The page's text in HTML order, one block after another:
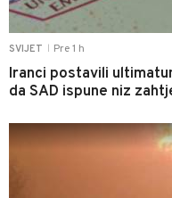
SVIJET Pre 1 h
Iranci postavili
da SAD ispune niz